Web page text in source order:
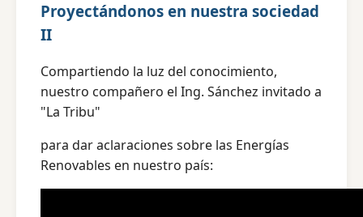
Proyectándonos en nuestra sociedad
II
Compartiendo la luz del conocimiento,
nuestro compañero el Ing. Sánchez invitado a
"La Tribu"
para dar aclaraciones sobre las Energías
Renovables en nuestro país: